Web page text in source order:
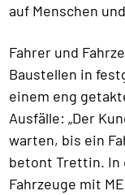
auf Menschen
Fahrer und
Baustellen in
einem eng
Ausfälle: „Der
warten, bis ein
betont Trettin. In
Fahrzeuge mit